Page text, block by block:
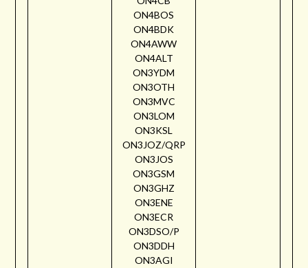
ON4BOS
ON4BDK
ON4AWW
ON4ALT
ON3YDM
ON3OTH
ON3MVC
ON3LOM
ON3KSL
ON3JOZ/QRP
ON3JOS
ON3GSM
ON3GHZ
ON3ENE
ON3ECR
ON3DSO/P
ON3DDH
ON3AGI